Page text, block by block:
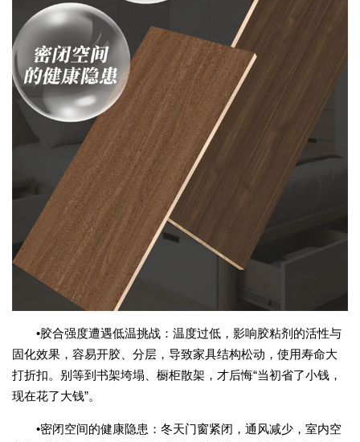
•胶合强度遭遇低温挑战：温度过低，影响胶粘剂的活性与
固化效果，容易开胶、分层，导致家具结构松动，使用寿命大
打折扣。别等到书架垮塌、橱柜散架，才后悔“当初省了小钱，
现在花了大钱”。
•密闭空间的健康隐患：冬天门窗紧闭，通风减少，室内空